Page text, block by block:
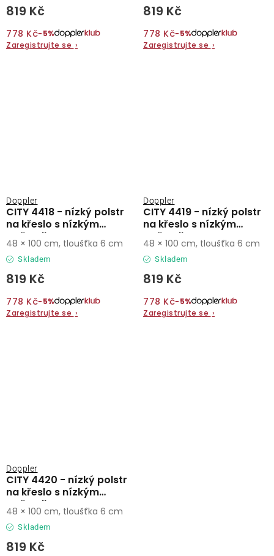
819 Kč
778 Kč−5%
Zaregistrujte se ›
819 Kč
778 Kč−5%
Zaregistrujte se ›
CITY 4418 - nízký polstr
na křeslo s nízkým
opěradlem
Doppler
Skladem
819 Kč
778 Kč−5%
Zaregistrujte se ›
48 × 100 cm, tloušťka 6 cm
CITY 4419 - nízký polstr
na křeslo s nízkým
opěradlem
Doppler
Skladem
819 Kč
778 Kč−5%
Zaregistrujte se ›
48 × 100 cm, tloušťka 6 cm
CITY 4420 - nízký polstr
na křeslo s nízkým
opěradlem
Doppler
Skladem
819 Kč
48 × 100 cm, tloušťka 6 cm